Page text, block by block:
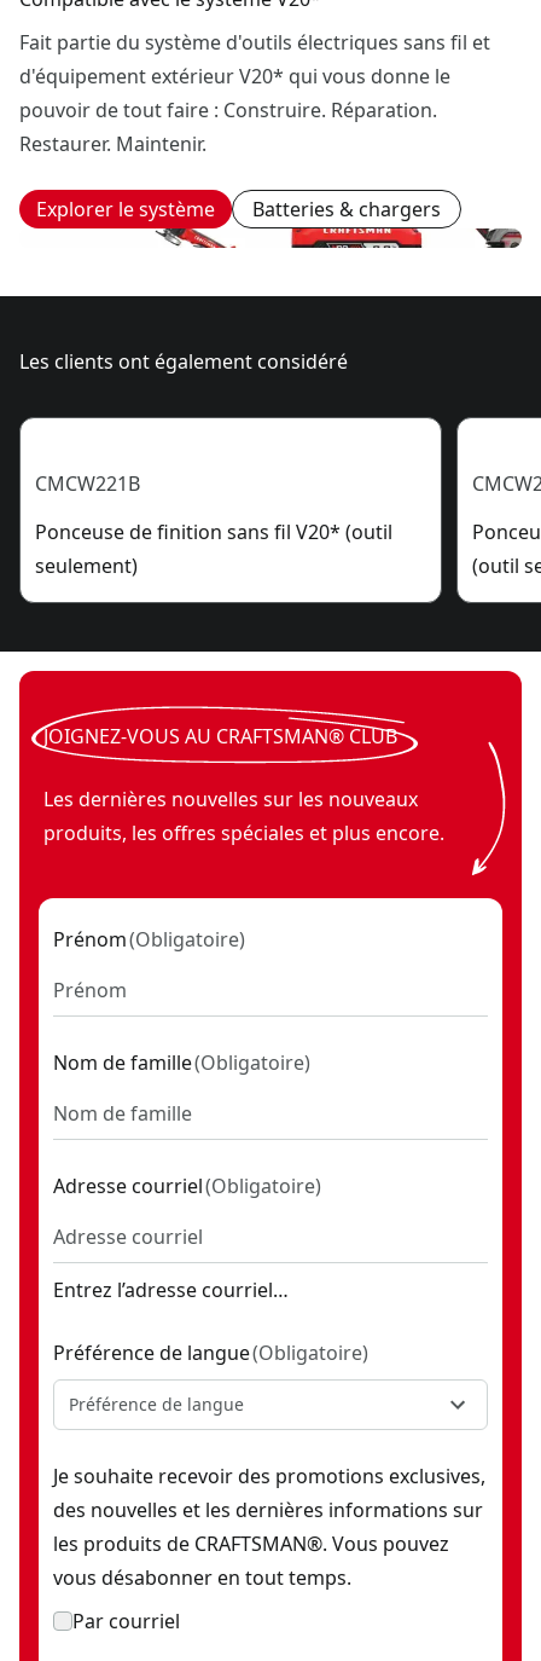
Fait partie du système d'outils électriques sans fil et
d'équipement extérieur V20* qui vous donne le
pouvoir de tout faire : Construire. Réparation.
Restaurer. Maintenir.
Explorer le système Batteries & chargers
Les clients ont également considéré
CMCW221B
Ponceuse de finition sans fil V20* (outil
seulement)
(outil
JOIGNEZ-VOUS AU CRAFTSMAN® CLUB
Les dernières nouvelles sur les nouveaux
produits, les offres spéciales et plus encore.
Prénom(Obligatoire)
Nom de famille(Obligatoire)
Adresse courriel(Obligatoire)
Entrez l’adresse courriel…
Préférence de langue(Obligatoire)
Préférence de langue
Je souhaite recevoir des promotions exclusives,
des nouvelles et les dernières informations sur
les produits de CRAFTSMAN®. Vous pouvez
vous désabonner en tout temps.
Par courriel